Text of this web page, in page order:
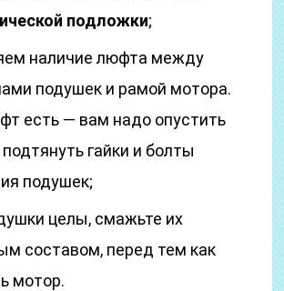
подложки;
наличие люфта между
подушек и рамой мотора.
есть — вам надо опустить
гайки и болты
подушек;
целы, смажьте их
составом, перед тем как
мотор.